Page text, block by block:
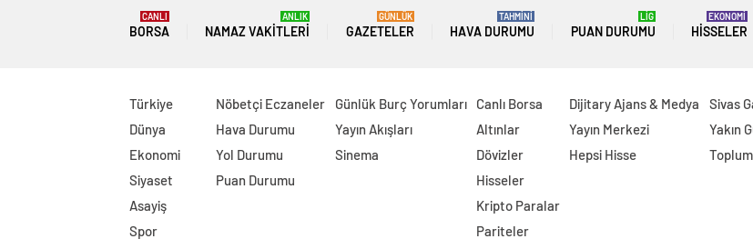
BORSA
CANLI
NAMAZ VAKITLERI
ANLIK
GAZETELER
GÜNLÜK
HAVA DURUMU
TAHMİNİ
PUAN DURUMU
LİG
HISSELER
EKONOMİ
Türkiye
Dünya
Ekonomi
Siyaset
Asayiş
Spor
Nöbetçi Eczaneler
Hava Durumu
Yol Durumu
Puan Durumu
Günlük Burç Yorumları
Yayın Akışları
Sinema
Canlı Borsa
Altınlar
Dövizler
Hisseler
Kripto Paralar
Pariteler
Dijitary Ajans & Medya
Yayın Merkezi
Hepsi Hisse
Sivas
Yakın